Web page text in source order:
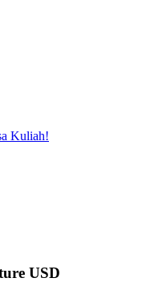
Kuliah!
USD